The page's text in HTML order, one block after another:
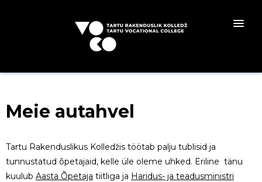
Meie autahvel
Tartu Rakenduslikus Kolledžis töötab palju tublisid ja
tunnustatud õpetajaid, kelle üle oleme uhked. Eriline tänu
kuulub Aasta Õpetaja tiitliga ja Haridus- ja teadusministri